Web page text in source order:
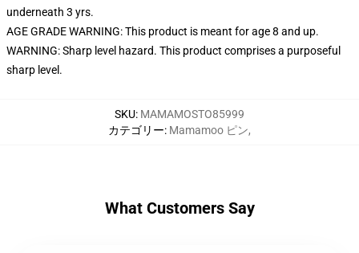
underneath 3 yrs.
AGE GRADE WARNING: This product is meant for age 8 and up.
WARNING: Sharp level hazard. This product comprises a purposeful
sharp level.
SKU: MAMAMOSTO85999
カテゴリー: Mamamoo ピン,
What Customers Say